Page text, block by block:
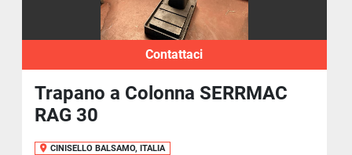
Contattaci
Trapano a Colonna SERRMAC
RAG 30
CINISELLO BALSAMO, ITALIA